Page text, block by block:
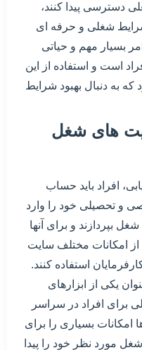
دسترسی پیدا کنند،
شرایط شغلی و حرفه ای
بسیار مهم و حیاتی
است و استفاده از این
به دنبال بهبود شرایط
های شغل
افراد باید حساب
و تحصیلی خود را وارد
بپردازند و برای آنها
از امکانات مختلف سایت
استفاده کنند.
یکی از ابزارهای
برای افراد در سراسر
امکانات بسیاری را برای
شغل مورد نظر خود را پیدا